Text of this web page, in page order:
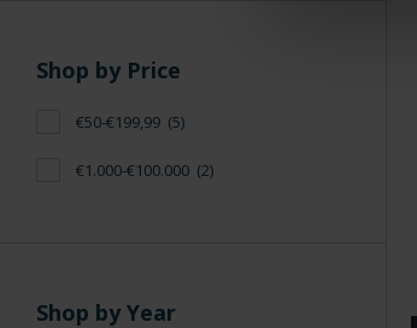
Shop by Price
€50-€199,99 (5)
€1.000-€100.000 (2)
Shop by Year